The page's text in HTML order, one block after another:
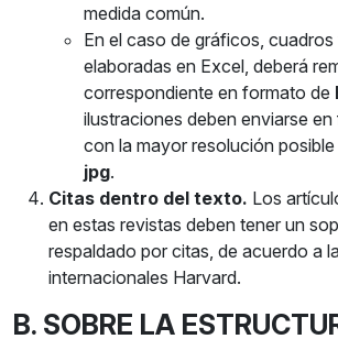
medida común.
En el caso de gráficos, cuadros
elaboradas en Excel, deberá
correspondiente en formato de
ilustraciones deben enviarse
con la mayor resolución
jpg.
Citas dentro del texto. Los
en estas revistas deben tener un
respaldado por citas, de acuerdo a
internacionales Harvard.
B. SOBRE LA